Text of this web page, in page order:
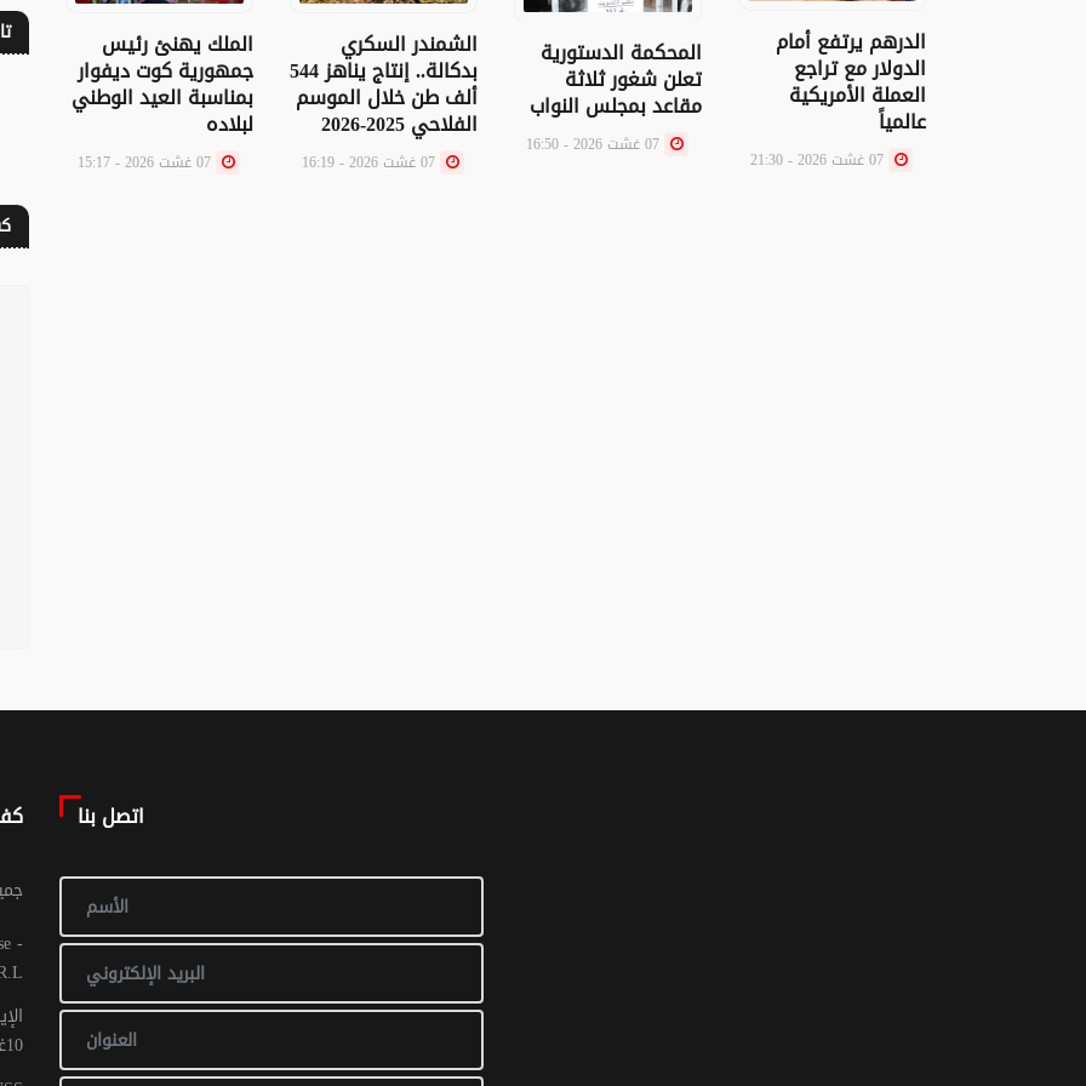
الدرهم يرتفع أمام
الدولار مع تراجع
العملة الأمريكية
عالمياً
المحكمة الدستورية
تعلن شغور ثلاثة
مقاعد بمجلس النواب
الشمندر السكري
بدكالة.. إنتاج يناهز 544
ألف طن خلال الموسم
الفلاحي 2025-2026
الملك يهنئ رئيس
جمهورية كوت ديفوار
بمناسبة العيد الوطني
لبلاده
©
10غشت 2016: عدد 1 - 017 ص ح
اتصل بنا